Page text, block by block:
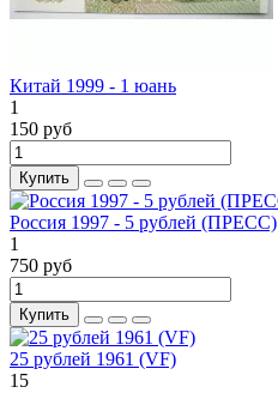
Китай 1999 - 1 юань
1
150 руб
Купить
Россия 1997 - 5 рублей (ПРЕСС)
1
750 руб
Купить
25 рублей 1961 (VF)
15